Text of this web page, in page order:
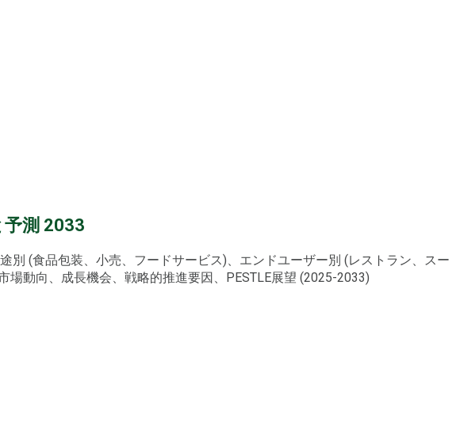
測 2033
別 (食品包装、小売、フードサービス)、エンドユーザー別 (レストラン、スー
動向、成長機会、戦略的推進要因、PESTLE展望 (2025-2033)